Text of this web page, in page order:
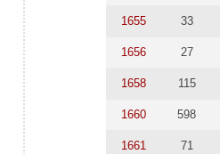
1655 33
1656 27
1658 115
1660 598
1661 71